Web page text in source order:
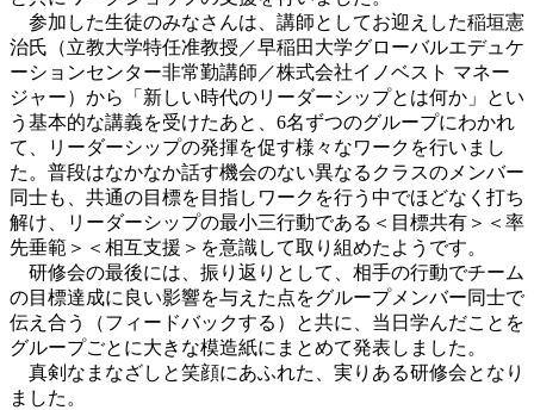
参加した生徒のみなさんは、講師としてお迎えした稲垣憲
治氏（立教大学特任准教授／早稲田大学グローバルエデュケ
ーションセンター非常勤講師／株式会社イノベスト マネー
ジャー）から「新しい時代のリーダーシップとは何か」とい
う基本的な講義を受けたあと、6名ずつのグループにわかれ
て、リーダーシップの発揮を促す様々なワークを行いまし
た。普段はなかなか話す機会のない異なるクラスのメンバー
同士も、共通の目標を目指しワークを行う中でほどなく打ち
解け、リーダーシップの最小三行動である＜目標共有＞＜率
先垂範＞＜相互支援＞を意識して取り組めたようです。
研修会の最後には、振り返りとして、相手の行動でチーム
の目標達成に良い影響を与えた点をグループメンバー同士で
伝え合う（フィードバックする）と共に、当日学んだことを
グループごとに大きな模造紙にまとめて発表しました。
真剣なまなざしと笑顔にあふれた、実りある研修会となり
ました。